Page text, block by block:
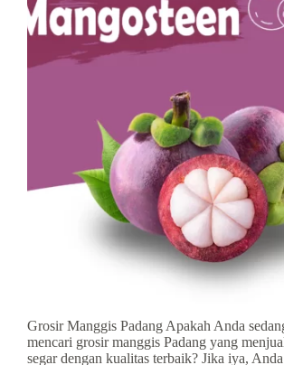
Grosir Manggis Padang Apakah Anda
mencari grosir manggis Padang yang
segar dengan kualitas terbaik? Jika iya,